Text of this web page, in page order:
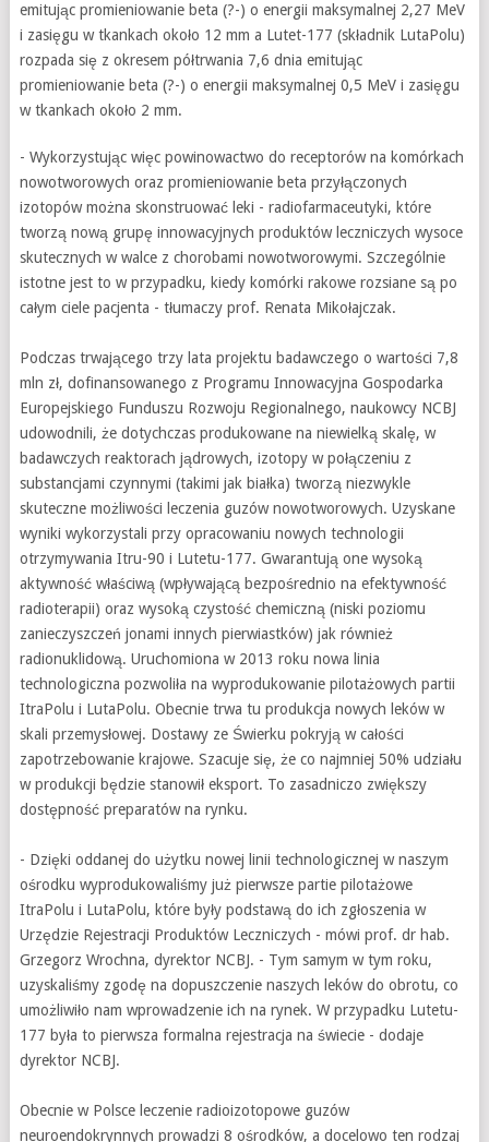
emitując promieniowanie beta (?-) o energii maksymalnej 2,27 MeV
i zasięgu w tkankach około 12 mm a Lutet-177 (składnik LutaPolu)
rozpada się z okresem półtrwania 7,6 dnia emitując
promieniowanie beta (?-) o energii maksymalnej 0,5 MeV i zasięgu
w tkankach około 2 mm.
- Wykorzystując więc powinowactwo do receptorów na komórkach
nowotworowych oraz promieniowanie beta przyłączonych
izotopów można skonstruować leki - radiofarmaceutyki, które
tworzą nową grupę innowacyjnych produktów leczniczych wysoce
skutecznych w walce z chorobami nowotworowymi. Szczególnie
istotne jest to w przypadku, kiedy komórki rakowe rozsiane są po
całym ciele pacjenta - tłumaczy prof. Renata Mikołajczak.
Podczas trwającego trzy lata projektu badawczego o wartości 7,8
mln zł, dofinansowanego z Programu Innowacyjna Gospodarka
Europejskiego Funduszu Rozwoju Regionalnego, naukowcy NCBJ
udowodnili, że dotychczas produkowane na niewielką skalę, w
badawczych reaktorach jądrowych, izotopy w połączeniu z
substancjami czynnymi (takimi jak białka) tworzą niezwykle
skuteczne możliwości leczenia guzów nowotworowych. Uzyskane
wyniki wykorzystali przy opracowaniu nowych technologii
otrzymywania Itru-90 i Lutetu-177. Gwarantują one wysoką
aktywność właściwą (wpływającą bezpośrednio na efektywność
radioterapii) oraz wysoką czystość chemiczną (niski poziomu
zanieczyszczeń jonami innych pierwiastków) jak również
radionuklidową. Uruchomiona w 2013 roku nowa linia
technologiczna pozwoliła na wyprodukowanie pilotażowych partii
ItraPolu i LutaPolu. Obecnie trwa tu produkcja nowych leków w
skali przemysłowej. Dostawy ze Świerku pokryją w całości
zapotrzebowanie krajowe. Szacuje się, że co najmniej 50% udziału
w produkcji będzie stanowił eksport. To zasadniczo zwiększy
dostępność preparatów na rynku.
- Dzięki oddanej do użytku nowej linii technologicznej w naszym
ośrodku wyprodukowaliśmy już pierwsze partie pilotażowe
ItraPolu i LutaPolu, które były podstawą do ich zgłoszenia w
Urzędzie Rejestracji Produktów Leczniczych - mówi prof. dr hab.
Grzegorz Wrochna, dyrektor NCBJ. - Tym samym w tym roku,
uzyskaliśmy zgodę na dopuszczenie naszych leków do obrotu, co
umożliwiło nam wprowadzenie ich na rynek. W przypadku Lutetu-
177 była to pierwsza formalna rejestracja na świecie - dodaje
dyrektor NCBJ.
Obecnie w Polsce leczenie radioizotopowe guzów
neuroendokrynnych prowadzi 8 ośrodków, a docelowo ten rodzaj